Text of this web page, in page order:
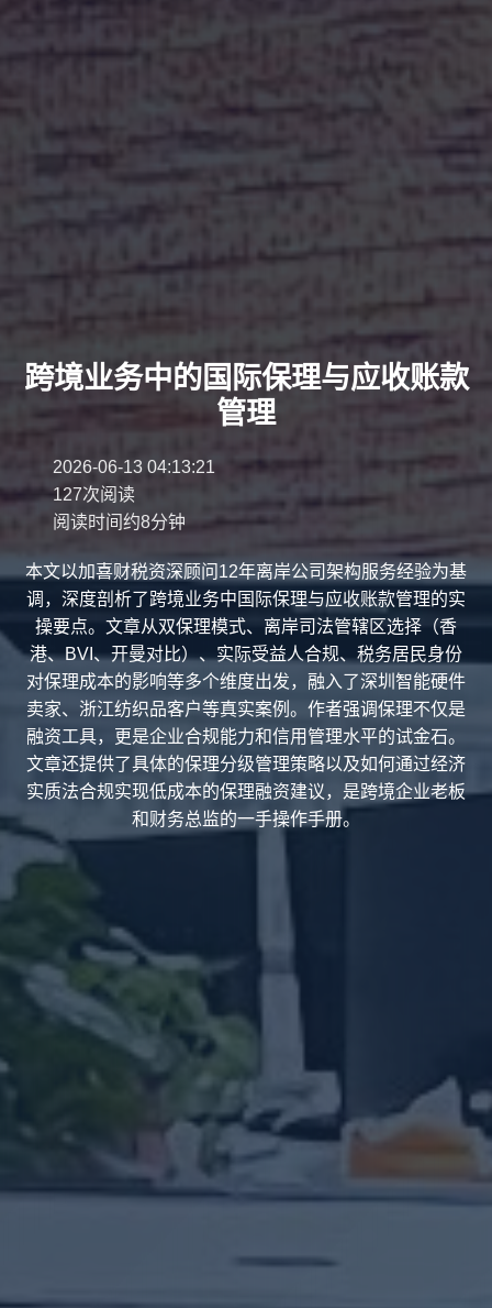
跨境业务中的国际保理与应收账款
管理
2026-06-13 04:13:21
127次阅读
阅读时间约8分钟
本文以加喜财税资深顾问12年离岸公司架构服务经验为基
调，深度剖析了跨境业务中国际保理与应收账款管理的实
操要点。文章从双保理模式、离岸司法管辖区选择（香
港、BVI、开曼对比）、实际受益人合规、税务居民身份
对保理成本的影响等多个维度出发，融入了深圳智能硬件
卖家、浙江纺织品客户等真实案例。作者强调保理不仅是
融资工具，更是企业合规能力和信用管理水平的试金石。
文章还提供了具体的保理分级管理策略以及如何通过经济
实质法合规实现低成本的保理融资建议，是跨境企业老板
和财务总监的一手操作手册。